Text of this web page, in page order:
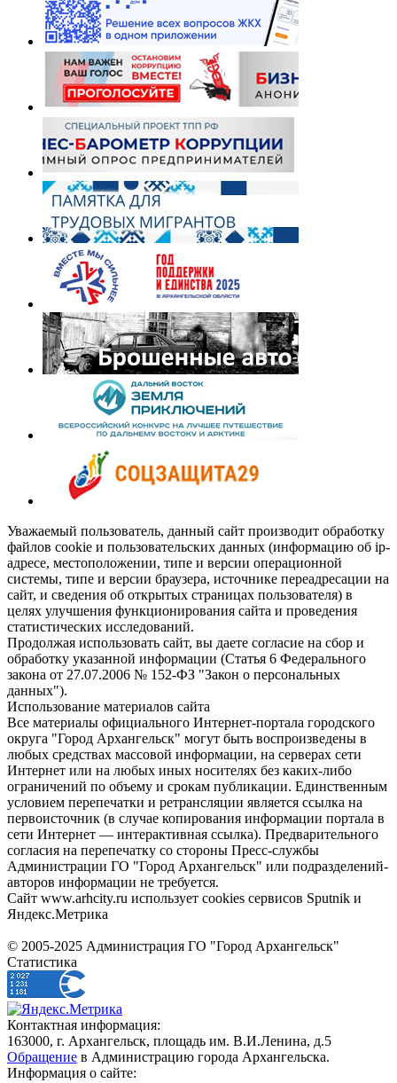
Уважаемый пользователь, данный сайт производит обработку
файлов cookie и пользовательских данных (информацию об ip-
адресе, местоположении, типе и версии операционной
системы, типе и версии браузера, источнике переадресации на
сайт, и сведения об открытых страницах пользователя) в
целях улучшения функционирования сайта и проведения
статистических исследований.
Продолжая использовать сайт, вы даете согласие на сбор и
обработку указанной информации (Статья 6 Федерального
закона от 27.07.2006 № 152-ФЗ "Закон о персональных
данных").
Использование материалов сайта
Все материалы официального Интернет-портала городского
округа "Город Архангельск" могут быть воспроизведены в
любых средствах массовой информации, на серверах сети
Интернет или на любых иных носителях без каких-либо
ограничений по объему и срокам публикации. Единственным
условием перепечатки и ретрансляции является ссылка на
первоисточник (в случае копирования информации портала в
сети Интернет — интерактивная ссылка). Предварительного
согласия на перепечатку со стороны Пресс-службы
Администрации ГО "Город Архангельск" или подразделений-
авторов информации не требуется.
Сайт www.arhcity.ru использует cookies сервисов Sputnik и
Яндекс.Метрика
© 2005-2025 Администрация ГО "Город Архангельск"
Статистика
Контактная информация:
163000, г. Архангельск, площадь им. В.И.Ленина, д.5
Обращение в Администрацию города Архангельска.
Информация о сайте: